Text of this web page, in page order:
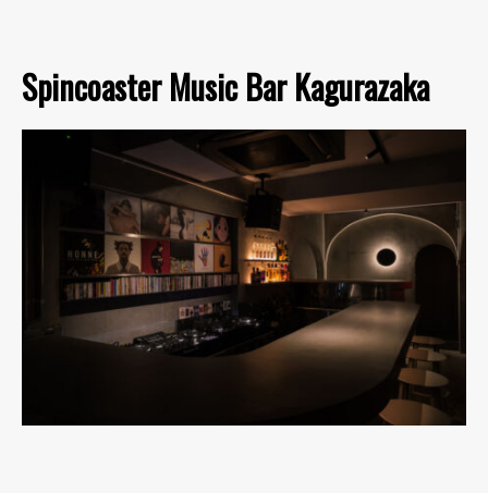
Spincoaster Music Bar Kagurazaka